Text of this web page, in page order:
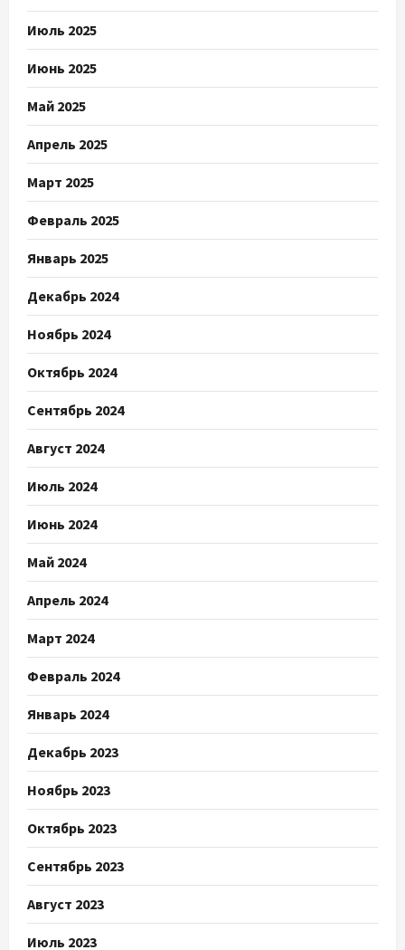
Июль 2025
Июнь 2025
Май 2025
Апрель 2025
Март 2025
Февраль 2025
Январь 2025
Декабрь 2024
Ноябрь 2024
Октябрь 2024
Сентябрь 2024
Август 2024
Июль 2024
Июнь 2024
Май 2024
Апрель 2024
Март 2024
Февраль 2024
Январь 2024
Декабрь 2023
Ноябрь 2023
Октябрь 2023
Сентябрь 2023
Август 2023
Июль 2023